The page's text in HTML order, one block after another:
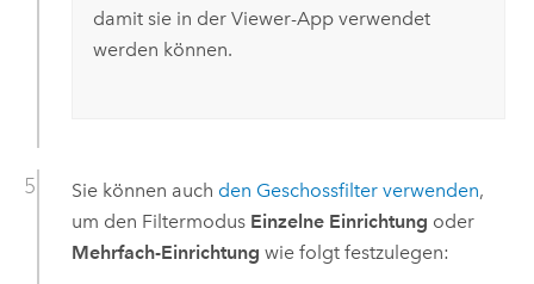
damit sie in der Viewer-App verwendet
werden können.
Sie können auch den Geschossfilter verwenden,
um den Filtermodus Einzelne Einrichtung oder
Mehrfach-Einrichtung wie folgt festzulegen: